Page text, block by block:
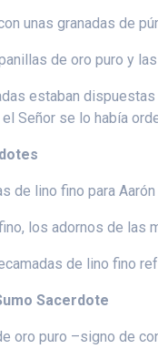
unas granadas de
de oro puro y
estaban
Señor se lo había
de lino fino para
los adornos de las
de lino fino
Sacerdote
oro puro –signo de